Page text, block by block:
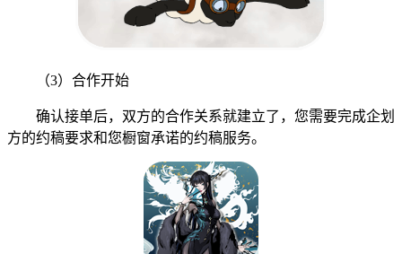
（3）合作开始
确认接单后，双方的合作关系就建立了，您需要完成企划
方的约稿要求和您橱窗承诺的约稿服务。